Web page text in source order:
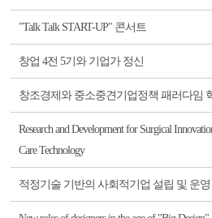
"Talk Talk START-UP" 콘서트
창업 4전 5기와 기업가 정신
창조경제와 중소중견기업정책 패러다임
Research and Development for Surgical
Care Technology
적정기술 기반의 사회적기업 설립 및 운영